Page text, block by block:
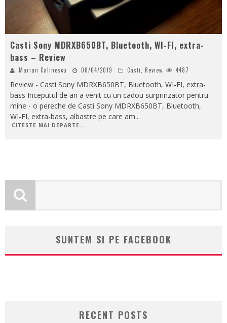
Casti Sony MDRXB650BT, Bluetooth, WI-FI, extra-
bass – Review
Marian Calinescu 08/04/2019 Casti, Review 4487
Review - Casti Sony MDRXB650BT, Bluetooth, WI-FI, extra-
bass Inceputul de an a venit cu un cadou surprinzator pentru
mine - o pereche de Casti Sony MDRXB650BT, Bluetooth,
WI-FI, extra-bass, albastre pe care am...
CITESTE MAI DEPARTE...
SUNTEM SI PE FACEBOOK
RECENT POSTS